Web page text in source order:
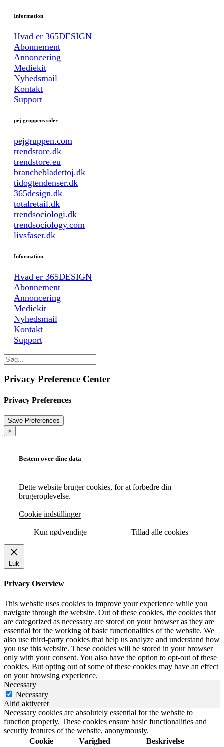
Information
Hvad er 365DESIGN
Abonnement
Annoncering
Mediekit
Nyhedsmail
Kontakt
Support
pej gruppens sider
pejgruppen.com
trendstore.dk
trendstore.eu
branchebladettoj.dk
tidogtendenser.dk
365design.dk
totalretail.dk
trendsociologi.dk
trendsociology.com
livsfaser.dk
Information
Hvad er 365DESIGN
Abonnement
Annoncering
Mediekit
Nyhedsmail
Kontakt
Support
Privacy Preference Center
Privacy Preferences
×
Bestem over dine data
Dette website bruger cookies, for at forbedre din
brugeroplevelse.
Cookie indstillinger
Kun nødvendige Tillad alle cookies
Luk
Privacy Overview
This website uses cookies to improve your experience while you
navigate through the website. Out of these cookies, the cookies that
are categorized as necessary are stored on your browser as they are
essential for the working of basic functionalities of the website. We
also use third-party cookies that help us analyze and understand how
you use this website. These cookies will be stored in your browser
only with your consent. You also have the option to opt-out of these
cookies. But opting out of some of these cookies may have an effect
on your browsing experience.
Necessary
Necessary
Altid aktiveret
Necessary cookies are absolutely essential for the website to
function properly. These cookies ensure basic functionalities and
security features of the website, anonymously.
Cookie
Varighed Beskrivelse